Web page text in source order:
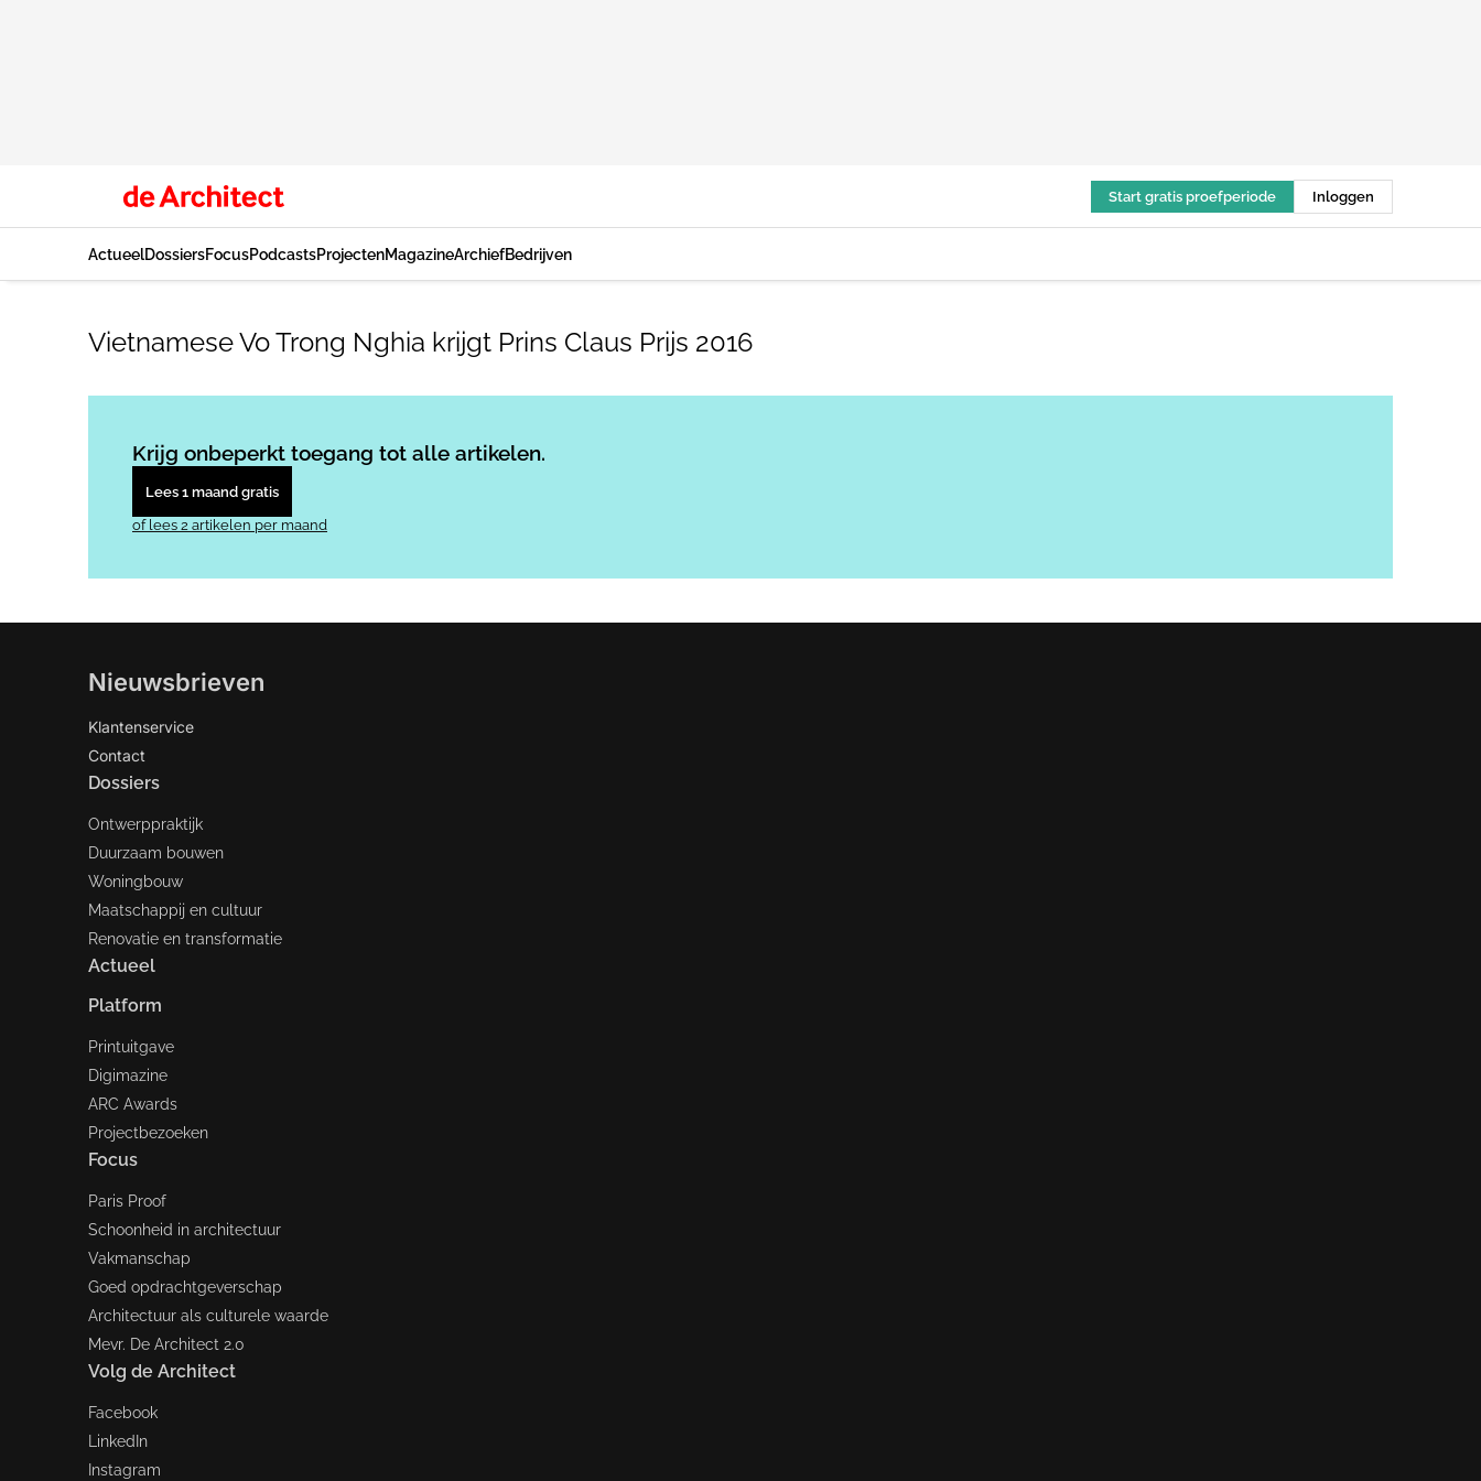
Start gratis proefperiode Inloggen
ActueelDossiersFocusPodcastsProjectenMagazineArchiefBedrijven
Vietnamese Vo Trong Nghia krijgt Prins Claus Prijs 2016
Krijg onbeperkt toegang tot alle artikelen.
Lees 1 maand gratis
of lees 2 artikelen per maand
Nieuwsbrieven
Klantenservice
Contact
Dossiers
Ontwerppraktijk
Duurzaam bouwen
Woningbouw
Maatschappij en cultuur
Renovatie en transformatie
Actueel
Platform
Printuitgave
Digimazine
ARC Awards
Projectbezoeken
Focus
Paris Proof
Schoonheid in architectuur
Vakmanschap
Goed opdrachtgeverschap
Architectuur als culturele waarde
Mevr. De Architect 2.0
Volg de Architect
Facebook
LinkedIn
Instagram